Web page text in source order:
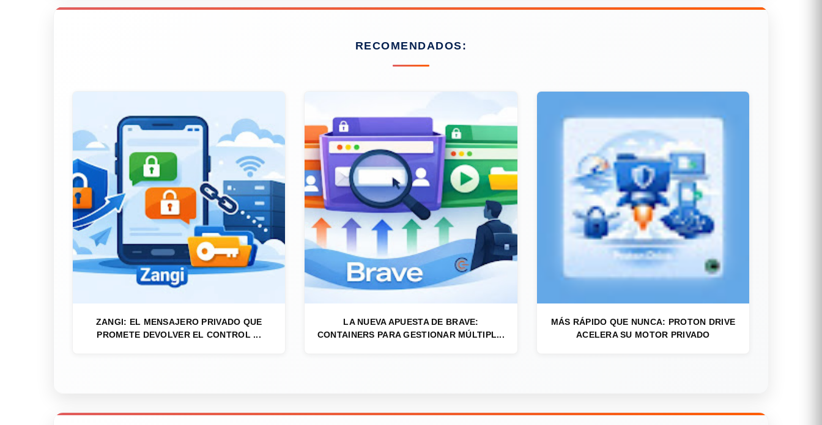
RECOMENDADOS:
ZANGI: EL MENSAJERO PRIVADO QUE
PROMETE DEVOLVER EL CONTROL ...
LA NUEVA APUESTA DE BRAVE:
CONTAINERS PARA GESTIONAR MÚLTIPL...
MÁS RÁPIDO QUE NUNCA: PROTON DRIVE
ACELERA SU MOTOR PRIVADO